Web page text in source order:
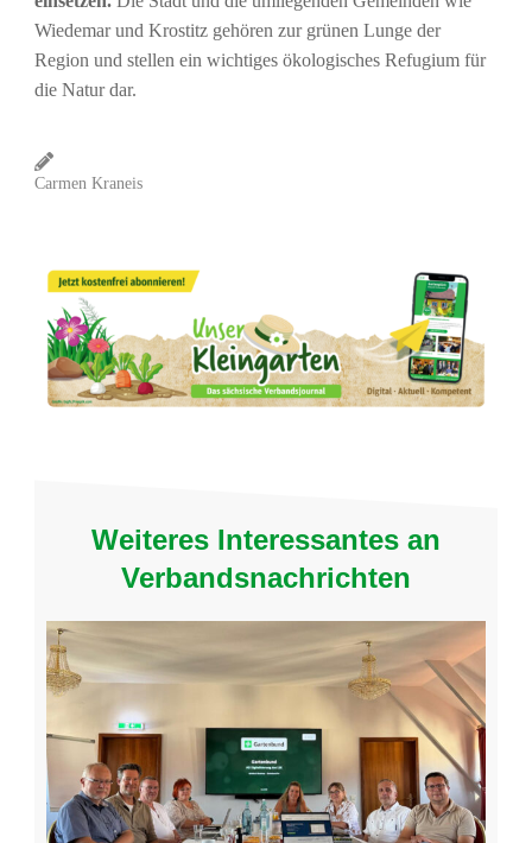
Wiedemar und Krostitz gehören zur grünen Lunge der
Region und stellen ein wichtiges ökologisches Refugium für
die Natur dar.
Carmen Kraneis
Weiteres Interessantes an
Verbandsnachrichten